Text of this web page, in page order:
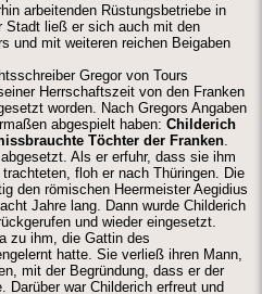
arbeitenden Rüstungsbetriebe in
Stadt ließ er sich auch mit den
und mit weiteren reichen Beigaben
Gregor von Tours
Herrschaftszeit von den Franken
worden. Nach Gregors Angaben
abgespielt haben: Childerich
Töchter der Franken.
Als er erfuhr, dass sie ihm
floh er nach Thüringen. Die
den römischen Heermeister Aegidius
Jahre lang. Dann wurde Childerich
und wieder eingesetzt.
zu ihm, die Gattin des
hatte. Sie verließ ihren Mann,
mit der Begründung, dass er der
war Childerich erfreut und